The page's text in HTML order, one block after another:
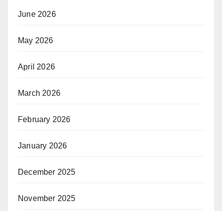
June 2026
May 2026
April 2026
March 2026
February 2026
January 2026
December 2025
November 2025